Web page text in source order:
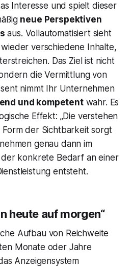
Interesse und spielt dieser
neue Perspektiven
aus. Vollautomatisiert sieht
verschiedene Inhalte,
Das Ziel ist nicht
die Vermittlung von
nimmt Ihr Unternehmen
und kompetentwahr. Es
Effekt: „Die verstehen
Form der Sichtbarkeit sorgt
genau dann im
konkrete Bedarf an einer
entsteht.
heute auf morgen“
Aufbau von Reichweite
Monate oder Jahre
Anzeigensystem